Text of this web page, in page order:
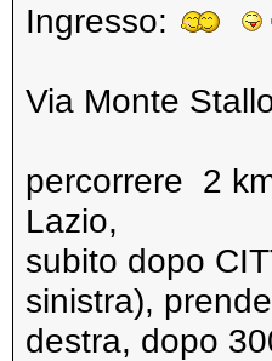
Ingresso:
Via Monte
percorrere 2
Lazio,
subito dopo
sinistra),
destra, dopo